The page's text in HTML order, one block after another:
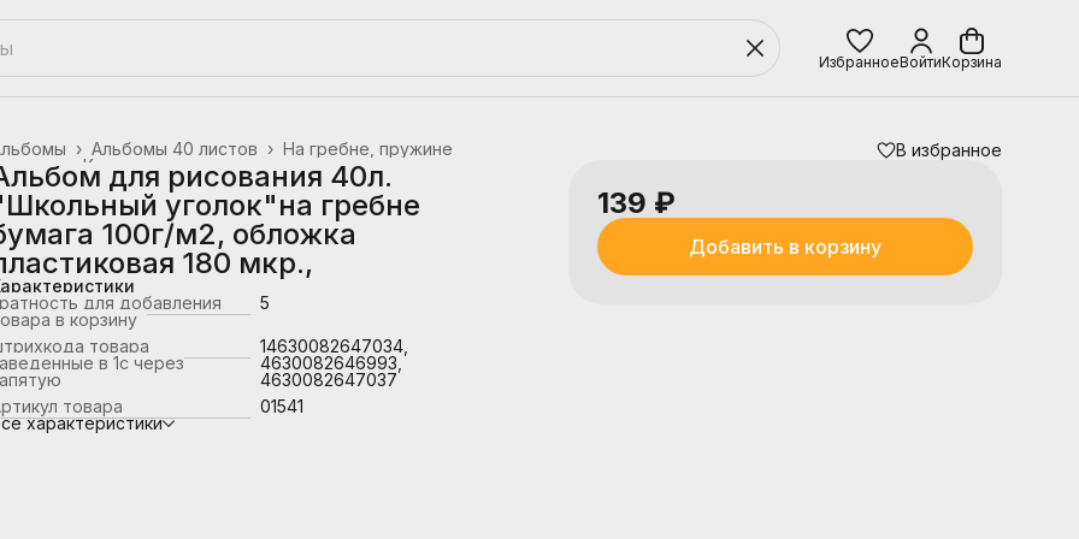
ИзбранноеВойтиКорзина
На гребне, пружине
Альбомы 40 листов ›
›
Канцтовары, школьные принадлежности
для рисования 40л.
уголок"на гребне
100г/м2, обложка
180 мкр.,
для добавления
в корзину
5
товара
в 1с через
14630082647034,
4630082646993,
4630082647037
товара
01541
характеристики
В избранное
139 ₽
Добавить в корзину